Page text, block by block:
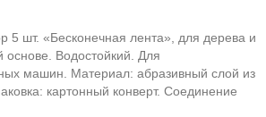
5 шт. «Бесконечная лента», для дерева и
основе. Водостойкий. Для
машин. Материал: абразивный слой из
картонный конверт. Соединение